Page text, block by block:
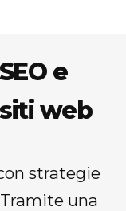
e
web
strategie
una